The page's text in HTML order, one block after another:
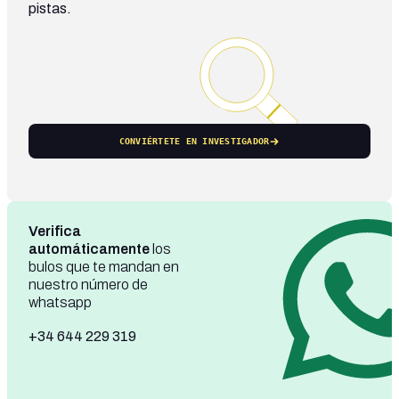
pistas.
CONVIÉRTETE EN INVESTIGADOR
Verifica
automáticamente los
bulos que te mandan en
nuestro número de
whatsapp
+34 644 229 319